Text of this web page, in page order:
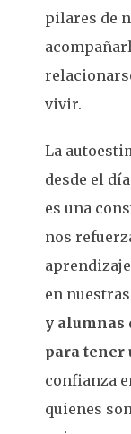
pilares de
vivir.
La
desde el
es una
nos
en
y alumnas
para tener
confianza
quienes